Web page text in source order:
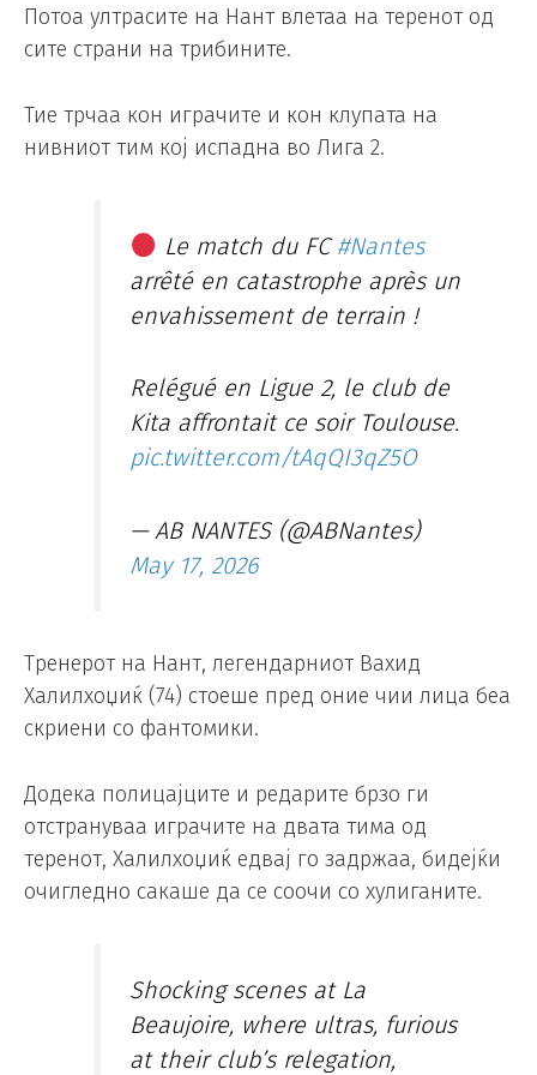
Потоа ултрасите на Нант влетаа на теренот од
сите страни на трибините.
Тие трчаа кон играчите и кон клупата на
нивниот тим кој испадна во Лига 2.
Le match du FC#Nantes
arrêté en catastrophe après un
envahissement de terrain !
Relégué en Ligue 2, le club de
Kita affrontait ce soir Toulouse.
pic.twitter.com/tAqQI3qZ5O
— AB NANTES (@ABNantes)
May 17, 2026
Тренерот на Нант, легендарниот Вахид
Халилхоџиќ (74) стоеше пред оние чии лица беа
скриени со фантомики.
Додека полицајците и редарите брзо ги
отстрануваа играчите на двата тима од
теренот, Халилхоџиќ едвај го задржаа, бидејќи
очигледно сакаше да се соочи со хулиганите.
Shocking scenes at La
Beaujoire, where ultras, furious
at their club’s relegation,